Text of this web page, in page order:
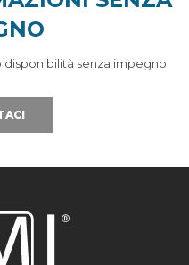
disponibilità senza impegno